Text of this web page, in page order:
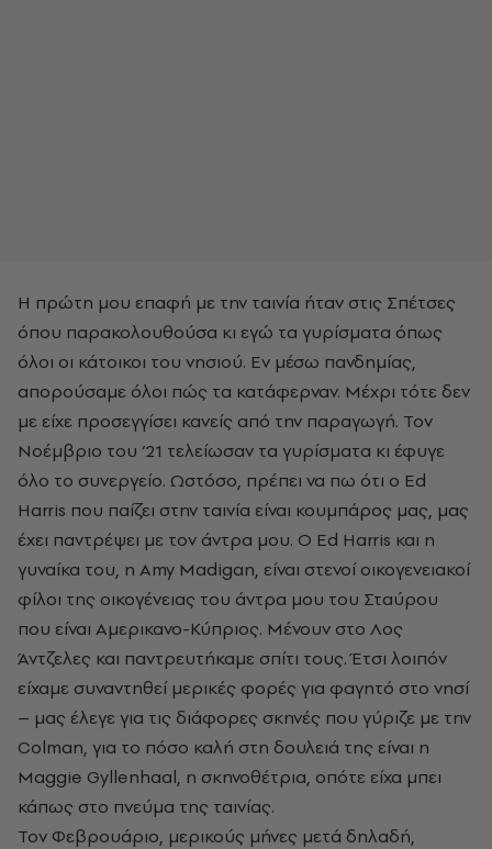
Η πρώτη μου επαφή με την ταινία ήταν στις Σπέτσες
όπου παρακολουθούσα κι εγώ τα γυρίσματα όπως
όλοι οι κάτοικοι του νησιού. Εν μέσω πανδημίας,
απορούσαμε όλοι πώς τα κατάφερναν. Μέχρι τότε δεν
με είχε προσεγγίσει κανείς από την παραγωγή. Τον
Νοέμβριο του ‘21 τελείωσαν τα γυρίσματα κι έφυγε
όλο το συνεργείο. Ωστόσο, πρέπει να πω ότι ο Ed
Harris που παίζει στην ταινία είναι κουμπάρος μας, μας
έχει παντρέψει με τον άντρα μου. O Ed Harris και η
γυναίκα του, η Amy Madigan, είναι στενοί οικογενειακοί
φίλοι της οικογένειας του άντρα μου του Σταύρου
που είναι Αμερικανο-Κύπριος. Μένουν στο Λος
Άντζελες και παντρευτήκαμε σπίτι τους. Έτσι λοιπόν
είχαμε συναντηθεί μερικές φορές για φαγητό στο νησί
– μας έλεγε για τις διάφορες σκηνές που γύριζε με την
Colman, για το πόσο καλή στη δουλειά της είναι η
Maggie Gyllenhaal, η σκηνοθέτρια, οπότε είχα μπει
κάπως στο πνεύμα της ταινίας.
Τον Φεβρουάριο, μερικούς μήνες μετά δηλαδή,